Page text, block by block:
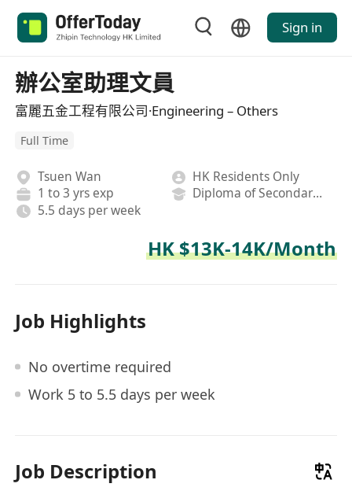
Sign in
辦公室助理文員
富麗五金工程有限公司·Engineering – Others
Full Time
Tsuen Wan
HK Residents Only
1 to 3 yrs exp
Diploma of Secondary School
5.5 days per week
HK $13K-14K/Month
Job Highlights
No overtime required
Work 5 to 5.5 days per week
Job Description